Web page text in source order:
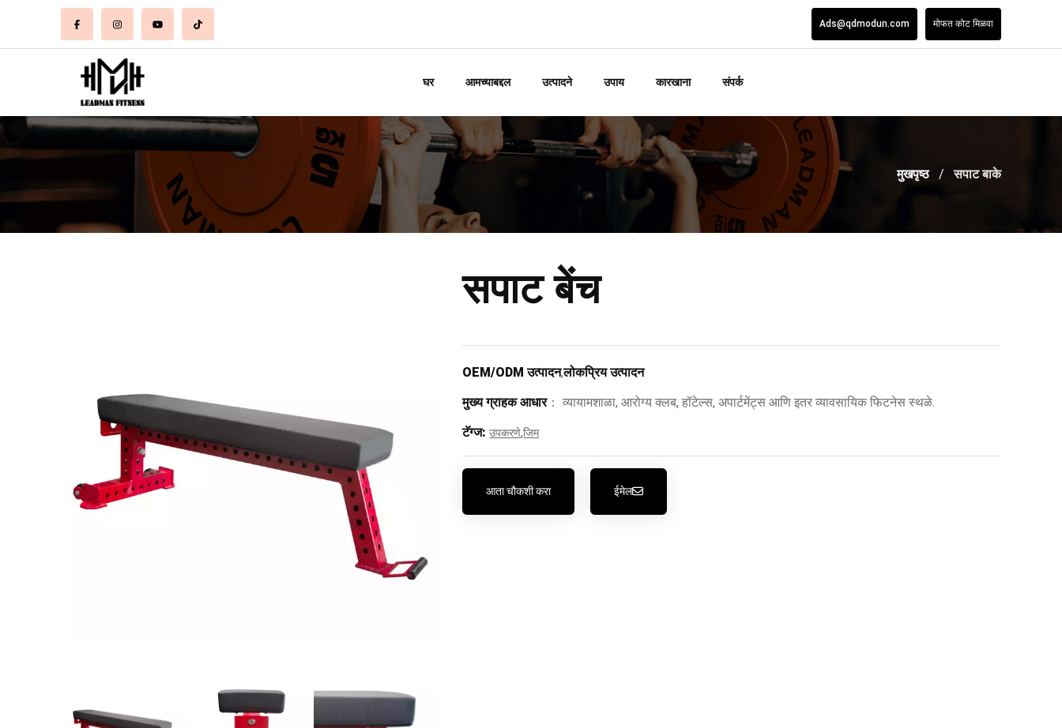
Ads@qdmodun.com मोफत कोट मिळवा
घर आमच्याबद्दल उत्पादने उपाय कारखाना संपर्क
मुखपृष्ठ सपाट बाके
सपाट बेंच
OEM/ODM उत्पादन,लोकप्रिय उत्पादन
मुख्य ग्राहक आधार： व्यायामशाळा, आरोग्य क्लब, हॉटेल्स, अपार्टमेंट्स आणि इतर व्यावसायिक फिटनेस स्थळे.
टॅग्ज: उपकरणे,जिम
आता चौकशी करा ईमेल